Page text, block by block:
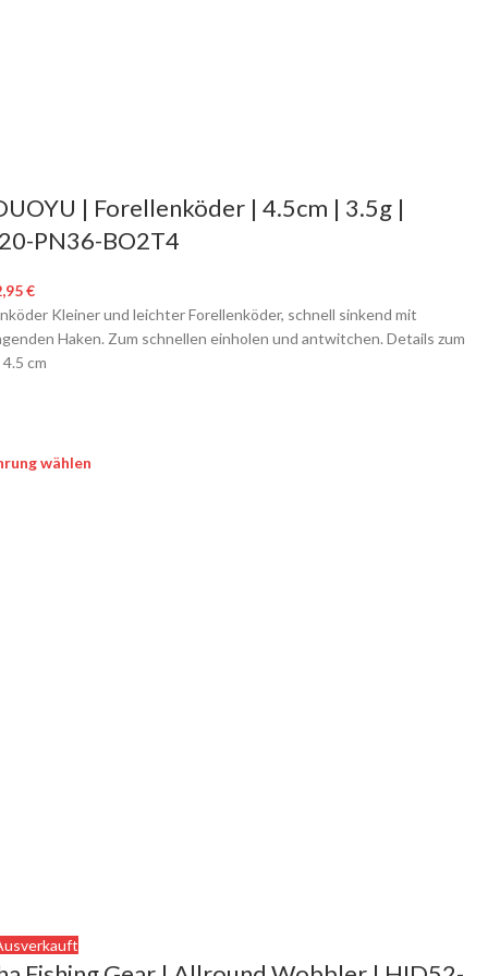
| Forellenköder | 4.5cm | 3.5g |
PN36-BO2T4
€
Kleiner und leichter Forellenköder, schnell sinkend mit
Haken. Zum schnellen einholen und antwitchen. Details zum
cm
wählen